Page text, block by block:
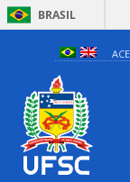
BRASIL